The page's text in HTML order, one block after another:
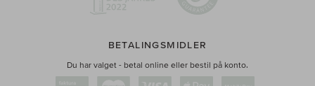
BETALINGSMIDLER
Du har valget - betal online eller bestil på konto.